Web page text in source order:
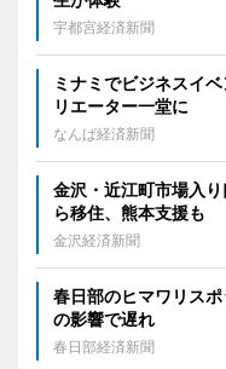
宇都宮経済新聞
ミナミでビジネスイ
リエーター一堂に
なんば経済新聞
金沢・近江町市場入
ら移住、熊本支援も
金沢経済新聞
春日部のヒマワリス
の影響で遅れ
春日部経済新聞